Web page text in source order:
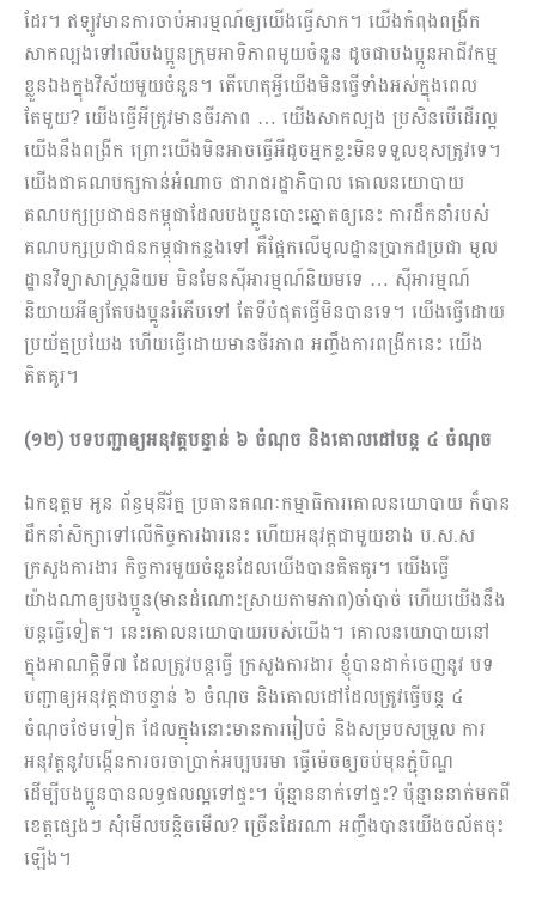
ដែរ។ ឥឡូវមានការចាប់អារម្មណ៍ឲ្យយើងធ្វើសាក។ យើងកំពុងពង្រីក​
សាកល្បងទៅលើបងប្អូនក្រុមអាទិភាពមួយចំនួន ដូចជាបងប្អូនអាជីវកម្ម
ខ្លួនឯងក្នុងវិស័យមួយចំនួន។ តើហេតុអ្វីយើងមិនធ្វើទាំងអស់ក្នុងពេល
តែមួយ? យើងធ្វើអីត្រូវមានចីរភាព … យើងសាកល្បង ប្រសិនបើដើរល្អ
យើងនឹងពង្រីក ព្រោះយើងមិនអាចធ្វើអីដូចអ្នកខ្លះមិនទទួលខុសត្រូវ​ទេ។
យើងជាគណបក្សកាន់អំណាច ជារាជរដ្ឋាភិបាល គោលនយោបាយ
គណបក្សប្រជាជនកម្ពុជាដែលបងប្អូនបោះឆ្នោតឲ្យនេះ ការដឹកនាំរបស់
គណបក្ស​ប្រជាជនកម្ពុជាកន្លងទៅ គឺផ្អែកលើមូលដ្ឋានប្រាកដប្រជា មូល
ដ្ឋានវិទ្យាសាស្រ្តនិយម មិនមែនស៊ីអារម្មណ៍និយមទេ … ស៊ីអារ​ម្មណ៍
និយាយអីឲ្យតែបងប្អូនរំភើបទៅ តែទីបំផុតធ្វើមិនបានទេ។ យើងធ្វើដោយ
ប្រយ័ត្នប្រយែង ហើយធ្វើដោយមានចីរភាព អញ្ចឹងការពង្រីកនេះ យើង
គិតគូរ។
(១២) បទបញ្ជាឲ្យអនុវត្តបន្ទាន់ ៦ ចំណុច និងគោលដៅបន្ត ៤ ចំណុច
ឯកឧត្តម អូន ព័ន្ធមុនីរ័ត្ន ប្រធានគណៈកម្មាធិការគោលនយោបាយ ក៏បាន
ដឹកនាំសិក្សាទៅលើកិច្ចការងារនេះ ហើយអនុវត្តជាមួយខាង ប.ស.ស
ក្រសួងការងារ កិច្ចការមួយចំនួនដែលយើងបានគិតគូរ។ យើងធ្វើ
យ៉ាងណាឲ្យបងប្អូន(មានដំណោះស្រាយតាមភាព)ចាំបាច់ ហើយយើងនឹង
បន្តធ្វើទៀត។ នេះគោលនយោបាយរបស់យើង។ គោលនយោបាយនៅ
ក្នុងអាណត្តិទី៧ ដែលត្រូវបន្តធ្វើ ក្រសួងការងារ ខ្ញុំបានដាក់ចេញនូវ បទ
បញ្ជាឲ្យអនុវត្តជាបន្ទាន់ ៦ ចំណុច និងគោលដៅដែលត្រូវធ្វើបន្ត ៤
ចំណុចថែមទៀត ដែលក្នុងនោះមានការរៀបចំ និងសម្របសម្រួល ការ
អនុវត្តនូវបង្កើនការចរចាប្រាក់អប្បបរមា ធ្វើម៉េចឲ្យចប់មុនភ្ជុំបិណ្ឌ
ដើម្បីបងប្អូនបានលទ្ធផលល្អទៅផ្ទះ។ ប៉ុន្មាននាក់ទៅផ្ទះ? ប៉ុន្មាននាក់មកពី
ខេត្តផ្សេងៗ សុំមើលបន្តិចមើល? ច្រើនដែរណា អញ្ចឹងបានយើងចល័តចុះ
ឡើង។